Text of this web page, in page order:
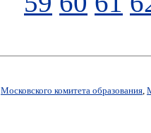
Московского комитета образования,